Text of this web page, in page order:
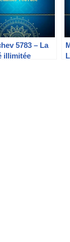
5783 – La
illimitée